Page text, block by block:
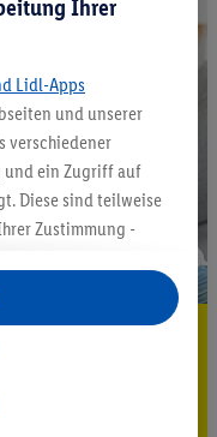
Ihrer
Lidl-Apps
und unserer
verschiedener
und ein Zugriff auf
Diese sind teilweise
Zustimmung -
IAB TCF
Werbung
Werbung werden